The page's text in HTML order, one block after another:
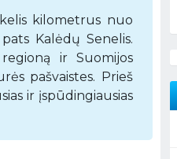
kelis kilometrus nuo
Kalėdų Senelis.
ir Suomijos
pašvaistes. Prieš
ir įspūdingiausias